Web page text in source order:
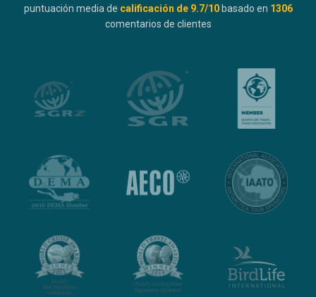
puntuación media de calificación de 9.7/10 basado en 1306
comentarios de clientes